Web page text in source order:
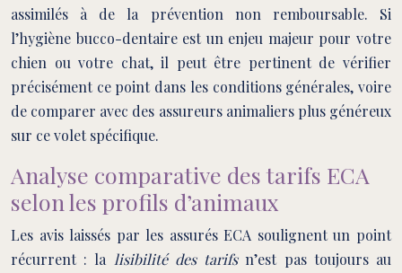
assimilés à de la prévention non remboursable. Si
l’hygiène bucco-dentaire est un enjeu majeur pour votre
chien ou votre chat, il peut être pertinent de vérifier
précisément ce point dans les conditions générales, voire
de comparer avec des assureurs animaliers plus généreux
sur ce volet spécifique.
Analyse comparative des tarifs ECA
selon les profils d’animaux
Les avis laissés par les assurés ECA soulignent un point
récurrent : la lisibilité des tarifsn’est pas toujours au